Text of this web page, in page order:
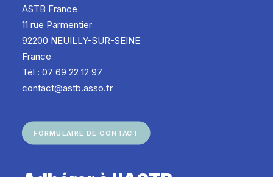
ASTB France
11 rue Parmentier
92200 NEUILLY-SUR-SEINE
France
Tél : 07 69 22 12 97
contact@astb.asso.fr
FORMULAIRE DE CONTACT